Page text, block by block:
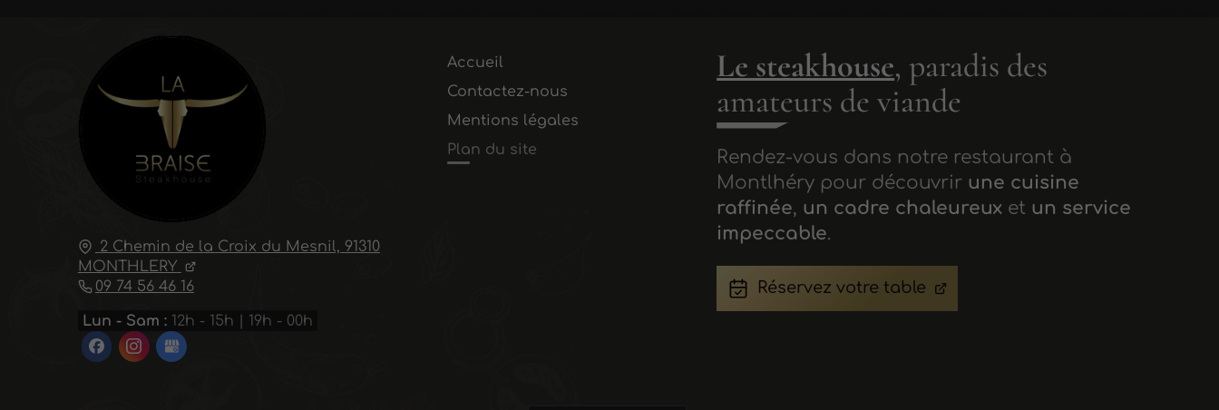
2 Chemin de la Croix du Mesnil, 91310
MONTHLERY
09 74 56 46 16
Lun - Sam : 12h - 15h | 19h - 00h
Accueil
Contactez-nous
Mentions légales
Plan du site
Le steakhouse, paradis des
amateurs de viande
Rendez-vous dans notre restaurant à
Montlhéry pour découvrir une cuisine
raffinée, un cadre chaleureux et un service
impeccable.
Réservez votre table